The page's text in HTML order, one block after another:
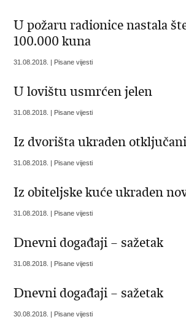
U požaru radionice nastala
100.000 kuna
31.08.2018. | Pisane vijesti
U lovištu usmrćen jelen
31.08.2018. | Pisane vijesti
Iz dvorišta ukraden
31.08.2018. | Pisane vijesti
Iz obiteljske kuće ukraden
31.08.2018. | Pisane vijesti
Dnevni događaji – sažetak
31.08.2018. | Pisane vijesti
Dnevni događaji – sažetak
30.08.2018. | Pisane vijesti